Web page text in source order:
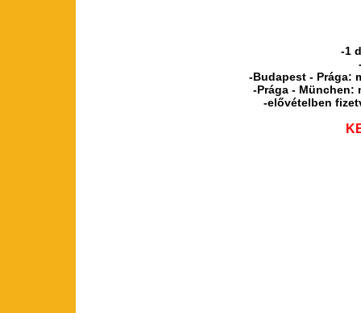
-1
-Budapest - Prága:
-Prága - München:
-elővételben